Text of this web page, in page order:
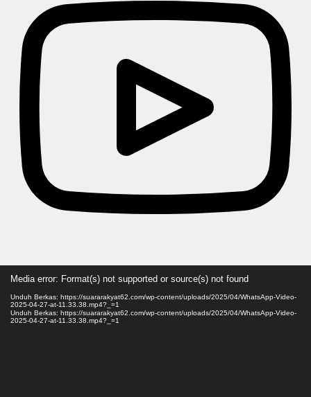
Video
Media error: Format(s) not supported or source(s) not found
Unduh Berkas: https://suararakyat62.com/wp-content/uploads/2025/04/WhatsApp-Video-
2025-04-27-at-11.33.38.mp4?_=1
Unduh Berkas: https://suararakyat62.com/wp-content/uploads/2025/04/WhatsApp-Video-
2025-04-27-at-11.33.38.mp4?_=1